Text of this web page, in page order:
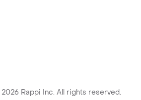
2026 Rappi Inc. All rights reserved.